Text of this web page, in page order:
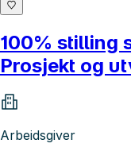
100% stilling
Prosjekt og
Arbeidsgiver